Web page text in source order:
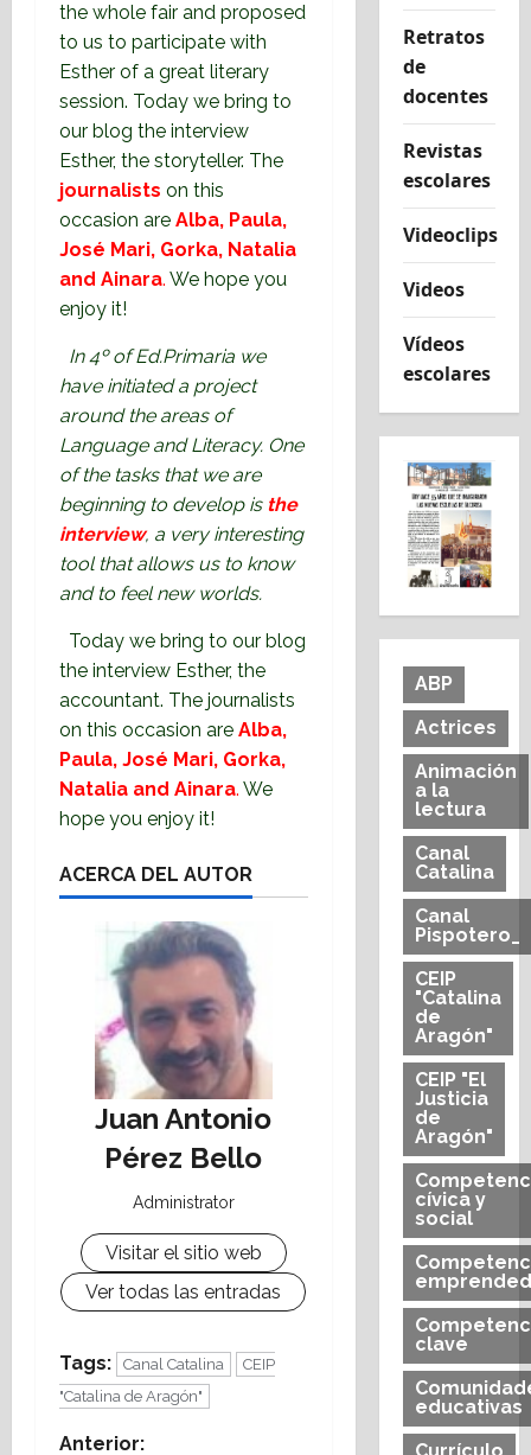
the whole fair and proposed
to us to participate with
Esther of a great literary
session. Today we bring to
our blog the interview
Esther, the storyteller. The
journalists on this
occasion are Alba, Paula,
José Mari, Gorka, Natalia
and Ainara. We hope you
enjoy it!
In 4º of Ed.Primaria we
have initiated a project
around the areas of
Language and Literacy. One
of the tasks that we are
beginning to develop is the
interview, a very interesting
tool that allows us to know
and to feel new worlds.
Today we bring to our blog
the interview Esther, the
accountant. The journalists
on this occasion are Alba,
Paula, José Mari, Gorka,
Natalia and Ainara. We
hope you enjoy it!
ACERCA DEL AUTOR
Juan Antonio
Pérez Bello
Administrator
Visitar el sitio web
Ver todas las entradas
Tags: Canal Catalina
CEIP
"Catalina de Aragón"
Anterior:
Retratos
de
docentes
Revistas
escolares
Videoclips
Videos
Vídeos
escolares
ABP
Actrices
Animación
a la
lectura
Canal
Catalina
Canal
Pispotero_
CEIP
"Catalina
de
Aragón"
CEIP "El
Justicia
de
Aragón"
cívica y
social
clave
educativas